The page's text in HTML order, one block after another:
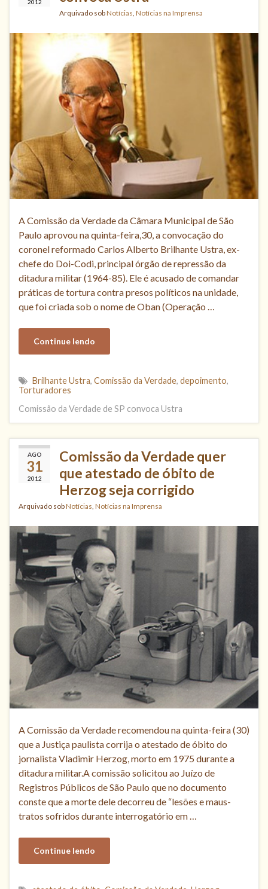
2012
Arquivado sobNotícias, Notícias na Imprensa
A Comissão da Verdade da Câmara Municipal de São
Paulo aprovou na quinta-feira,30, a convocação do
coronel reformado Carlos Alberto Brilhante Ustra, ex-
chefe do Doi-Codi, principal órgão de repressão da
ditadura militar (1964-85). Ele é acusado de comandar
práticas de tortura contra presos políticos na unidade,
que foi criada sob o nome de Oban (Operação …
Continue lendo
Brilhante Ustra, Comissão da Verdade, depoimento,
Torturadores
Comissão da Verdade de SP convoca Ustra
AGO
31
2012
Comissão da Verdade quer
que atestado de óbito de
Herzog seja corrigido
Arquivado sobNotícias Notícias na Imprensa
A Comissão da Verdade recomendou na quinta-feira (30)
que a Justiça paulista corrija o atestado de óbito do
jornalista Vladimir Herzog, morto em 1975 durante a
ditadura militar.A comissão solicitou ao Juízo de
Registros Públicos de São Paulo que no documento
conste que a morte dele decorreu de “lesões e maus-
tratos sofridos durante interrogatório em …
Continue lendo